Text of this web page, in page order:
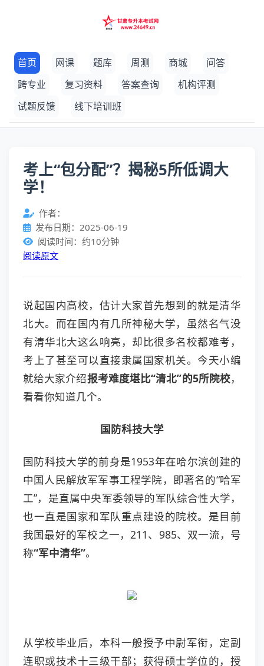
首页 网课 题库 周测 商城
问答
跨专业
复习资料 答案查询
机构评测
试题反馈
线下培训班
考上“包分配”？揭秘5所低调大
学！
作者：
发布日期：2025-06-19
阅读时间：约10分钟
阅读原文
说起国内高校，估计大家首先想到的就是清华
北大。而在国内有几所神秘大学，虽然名气没
有清华北大这么响亮，却比很多名校都难考，
考上了甚至可以直接隶属国家机关。今天小编
就给大家介绍报考难度堪比“清北”的5所院校，
看看你知道几个。
国防科技大学
国防科技大学的前身是1953年在哈尔滨创建的
中国人民解放军军事工程学院，即著名的“哈军
工”，是直属中央军委领导的军队综合性大学，
也一直是国家和军队重点建设的院校。是目前
我国最好的军校之一，211、985、双一流，号
称“军中清华”。
从学校毕业后，本科一般授予中尉军衔，定副
连职或技术十三级干部；获得硕士学位的，授